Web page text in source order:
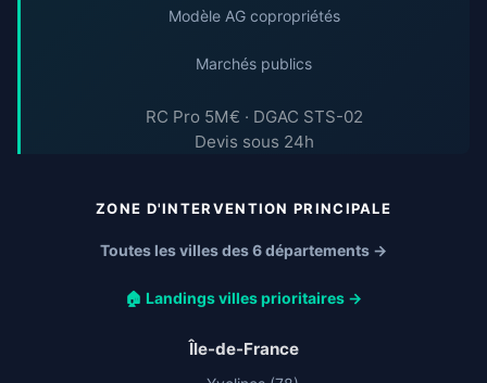
Modèle AG copropriétés
Marchés publics
RC Pro 5M€ · DGAC STS-02
Devis sous 24h
ZONE D'INTERVENTION PRINCIPALE
Toutes les villes des 6 départements →
🏠 Landings villes prioritaires →
Île-de-France